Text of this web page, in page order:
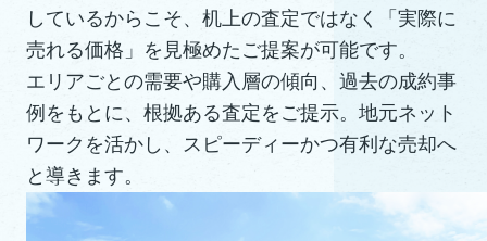
しているからこそ、机上の査定ではなく「実際に
売れる価格」を見極めたご提案が可能です。
エリアごとの需要や購入層の傾向、過去の成約事
例をもとに、根拠ある査定をご提示。地元ネット
ワークを活かし、スピーディーかつ有利な売却へ
と導きます。